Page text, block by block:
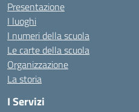
Presentazione
I luoghi
I numeri della scuola
Le carte della scuola
Organizzazione
La storia
I Servizi